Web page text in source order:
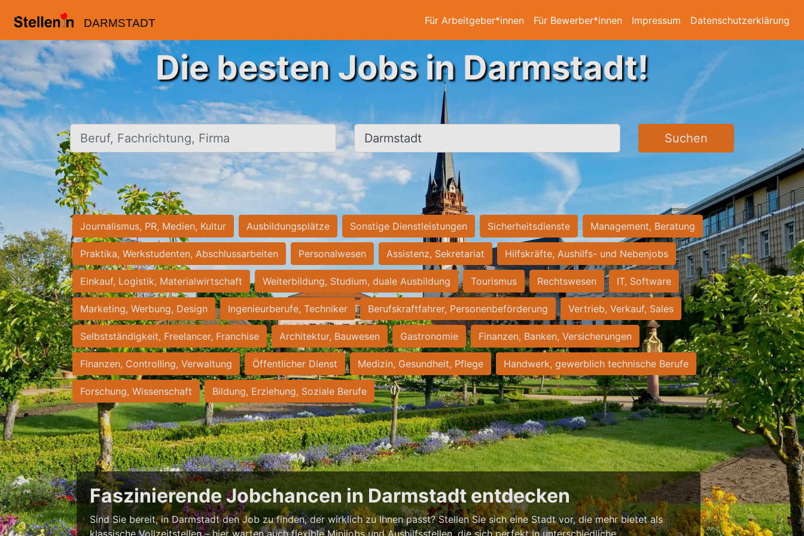
DARMSTADT Für Arbeitgeber*innen Für Bewerber*innen Impressum Datenschutzerklärung
Die besten Jobs in Darmstadt!
Beruf, Fachrichtung, Firma Ort, Stadt Suchen
Journalismus, PR, Medien, Kultur Ausbildungsplätze Sonstige Dienstleistungen Sicherheitsdienste Management, Beratung
Praktika, Werkstudenten, Abschlussarbeiten Personalwesen Assistenz, Sekretariat Hilfskräfte, Aushilfs- und Nebenjobs
Einkauf, Logistik, Materialwirtschaft Weiterbildung, Studium, duale Ausbildung Tourismus Rechtswesen IT, Software
Marketing, Werbung, Design Ingenieurberufe, Techniker Berufskraftfahrer, Personenbeförderung Vertrieb, Verkauf, Sales
Selbstständigkeit, Freelancer, Franchise Architektur, Bauwesen Gastronomie Finanzen, Banken, Versicherungen
Finanzen, Controlling, Verwaltung Öffentlicher Dienst Medizin, Gesundheit, Pflege Handwerk, gewerblich technische Berufe
Forschung, Wissenschaft Bildung, Erziehung, Soziale Berufe
Faszinierende Jobchancen in Darmstadt entdecken
Sind Sie bereit, in Darmstadt den Job zu finden, der wirklich zu Ihnen passt? Stellen Sie sich eine Stadt vor, die mehr bietet als